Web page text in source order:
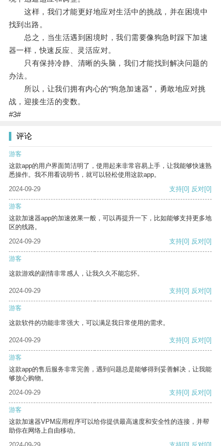
这样，我们才能更好地应对生活中的挑战，并在困境中
找到出路。
总之，当生活遇到困境时，我们需要像狗急时踩下加速
器一样，快速反应、灵活应对。
只有保持冷静、清晰的头脑，我们才能找到解决问题的
办法。
所以，让我们拥有内心的“狗急加速器”，勇敢地应对挑
战，迎接生活的变数。
#3#
评论
游客
这款app的用户界面简洁明了，使用起来非常容易上手，让我能够快速熟
悉操作。我不用看说明书，就可以轻松使用这款app。
2024-09-29
支持[0] 反对[0]
游客
这款加速器app的加速效果一般，可以再提升一下，比如能够支持更多地
区的线路。
2024-09-29
支持[0] 反对[0]
游客
这款游戏的剧情非常感人，让我久久不能忘怀。
2024-09-29 支持[0] 反对[0]
游客
这款软件的功能非常强大，可以满足我日常使用的需求。
2024-09-29 支持[0] 反对[0]
游客
这款app的售后服务非常完善，遇到问题总是能够得到妥善解决，让我能
够放心购物。
2024-09-29
支持[0] 反对[0]
游客
这款加速器VPM应用程序可以给你提供最高速度和安全性的连接，并帮
助你在网络上自由移动。